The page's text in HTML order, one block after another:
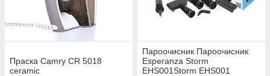
Праска Camry CR 5018
ceramic
Пароочисник Пароочисник
Esperanza Storm
EHS001Storm EHS001